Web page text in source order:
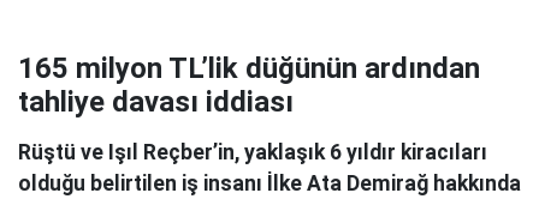
165 milyon TL’lik düğünün ardından
tahliye davası iddiası
Rüştü ve Işıl Reçber’in, yaklaşık 6 yıldır kiracıları
olduğu belirtilen iş insanı İlke Ata Demirağ hakkında